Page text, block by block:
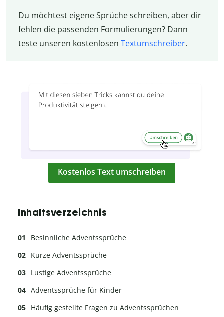
Du möchtest eigene Sprüche schreiben, aber dir
fehlen die passenden Formulierungen? Dann
teste unseren kostenlosen Textumschreiber.
Kostenlos Text umschreiben
Inhaltsverzeichnis
Besinnliche Adventssprüche
Kurze Adventssprüche
Lustige Adventssprüche
Adventssprüche für Kinder
Häufig gestellte Fragen zu Adventssprüchen